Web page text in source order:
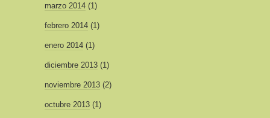
marzo 2014 (1)
febrero 2014 (1)
enero 2014 (1)
diciembre 2013 (1)
noviembre 2013 (2)
octubre 2013 (1)